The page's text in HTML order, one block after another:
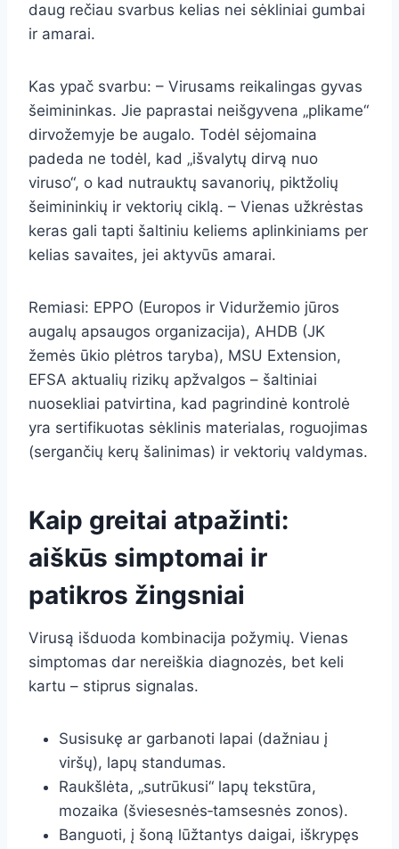
daug rečiau svarbus kelias nei sėkliniai gumbai
ir amarai.
Kas ypač svarbu: – Virusams reikalingas gyvas
šeimininkas. Jie paprastai neišgyvena „plikame“
dirvožemyje be augalo. Todėl sėjomaina
padeda ne todėl, kad „išvalytų dirvą nuo
viruso“, o kad nutrauktų savanorių, piktžolių
šeimininkių ir vektorių ciklą. – Vienas užkrėstas
keras gali tapti šaltiniu keliems aplinkiniams per
kelias savaites, jei aktyvūs amarai.
Remiasi: EPPO (Europos ir Viduržemio jūros
augalų apsaugos organizacija), AHDB (JK
žemės ūkio plėtros taryba), MSU Extension,
EFSA aktualių rizikų apžvalgos – šaltiniai
nuosekliai patvirtina, kad pagrindinė kontrolė
yra sertifikuotas sėklinis materialas, roguojimas
(sergančių kerų šalinimas) ir vektorių valdymas.
Kaip greitai atpažinti:
aiškūs simptomai ir
patikros žingsniai
Virusą išduoda kombinacija požymių. Vienas
simptomas dar nereiškia diagnozės, bet keli
kartu – stiprus signalas.
Susisukę ar garbanoti lapai (dažniau į
viršų), lapų standumas.
Raukšlėta, „sutrūkusi“ lapų tekstūra,
mozaika (šviesesnės‑tamsesnės zonos).
Banguoti, į šoną lūžtantys daigai, iškrypęs